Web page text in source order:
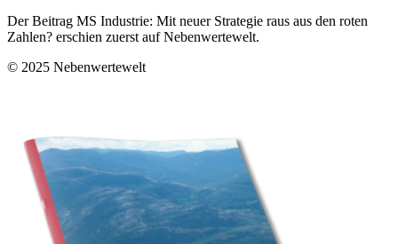
Der Beitrag MS Industrie: Mit neuer Strategie raus aus den roten
Zahlen? erschien zuerst aufNebenwertewelt.
© 2025 Nebenwertewelt